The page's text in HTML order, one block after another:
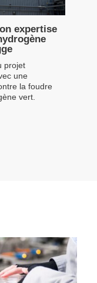
expertise
projet
une
la foudre
vert.